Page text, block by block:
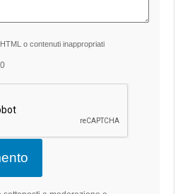
o contenuti inappropriati